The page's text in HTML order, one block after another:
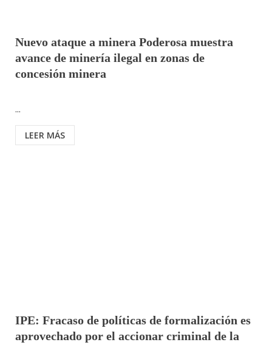
Nuevo ataque a minera Poderosa muestra
avance de minería ilegal en zonas de
concesión minera
...
LEER MÁS
IPE: Fracaso de políticas de formalización es
aprovechado por el accionar criminal de la